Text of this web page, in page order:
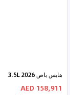
هايس باص 2026 3.5L
158,911 AED